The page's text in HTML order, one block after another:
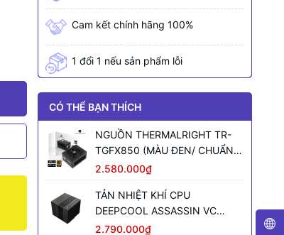
Cam kết chính hãng 100%
1 đổi 1 nếu sản phẩm lỗi
CÓ THỂ BẠN THÍCH
NGUỒN THERMALRIGHT TR-
TGFX850 (MÀU ĐEN/ CHUẨN
SFX/ FULL MODULAR/ 850W)
2.580.000₫
TẢN NHIỆT KHÍ CPU
DEEPCOOL ASSASSIN VC
ELITE (MÀU ĐEN)
2.790.000₫